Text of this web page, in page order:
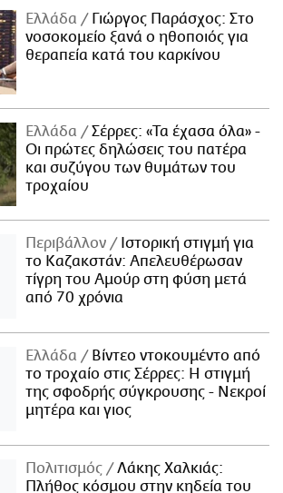
Ελλάδα
Γιώργος Παράσχος: Στο
νοσοκομείο ξανά ο ηθοποιός για
θεραπεία κατά του καρκίνου
Ελλάδα
Σέρρες: «Τα έχασα όλα» -
Οι πρώτες δηλώσεις του πατέρα
και συζύγου των θυμάτων του
τροχαίου
Περιβάλλον
Ιστορική στιγμή για
το Καζακστάν: Απελευθέρωσαν
τίγρη του Αμούρ στη φύση μετά
από 70 χρόνια
Ελλάδα
Βίντεο ντοκουμέντο από
το τροχαίο στις Σέρρες: Η στιγμή
της σφοδρής σύγκρουσης - Νεκροί
μητέρα και γιος
Πολιτισμός
Λάκης Χαλκιάς:
Πλήθος κόσμου στην κηδεία του